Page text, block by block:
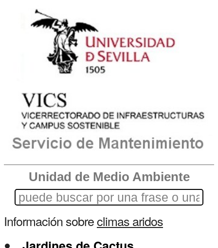
Unidad de Medio Ambiente
Información sobreclimas aridos